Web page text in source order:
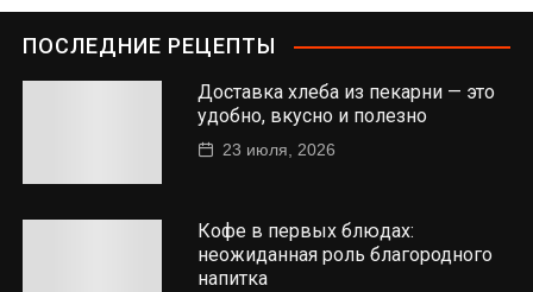
ПОСЛЕДНИЕ РЕЦЕПТЫ
Доставка хлеба из пекарни — это
удобно, вкусно и полезно
23 июля, 2026
Кофе в первых блюдах:
неожиданная роль благородного
напитка